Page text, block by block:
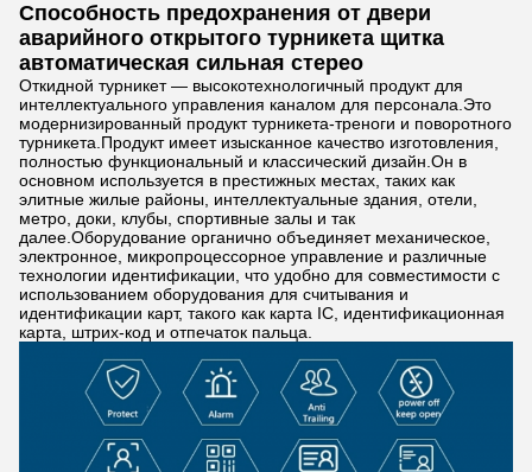
Способность предохранения от двери
аварийного открытого турникета щитка
автоматическая сильная стерео
Откидной турникет — высокотехнологичный продукт для
интеллектуального управления каналом для персонала.Это
модернизированный продукт турникета-треноги и поворотного
турникета.Продукт имеет изысканное качество изготовления,
полностью функциональный и классический дизайн.Он в
основном используется в престижных местах, таких как
элитные жилые районы, интеллектуальные здания, отели,
метро, ​​доки, клубы, спортивные залы и так
далее.Оборудование органично объединяет механическое,
электронное, микропроцессорное управление и различные
технологии идентификации, что удобно для совместимости с
использованием оборудования для считывания и
идентификации карт, такого как карта IC, идентификационная
карта, штрих-код и отпечаток пальца.